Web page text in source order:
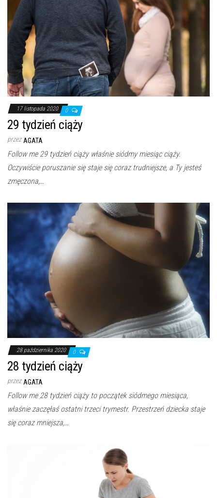
17 listopada 2020 0
29 tydzień ciąży
przez AGATA
Follow me 29 tydzień ciąży właśnie siódmy miesiąc ciąży.
Oczywiście poruszanie się staje się coraz trudniejsze, a Ty jesteś
zmęczona,…
28 października 2020 0
28 tydzień ciąży
przez AGATA
Follow me 28 tydzień ciąży to początek siódmego miesiąca,
właśnie zaczęłaś ostatni trzeci trymestr. Przestrzeń dziecka staje
się coraz mniejsza,…